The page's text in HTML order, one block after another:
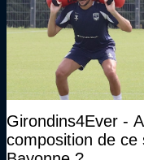
Girondins4Ever -
composition de